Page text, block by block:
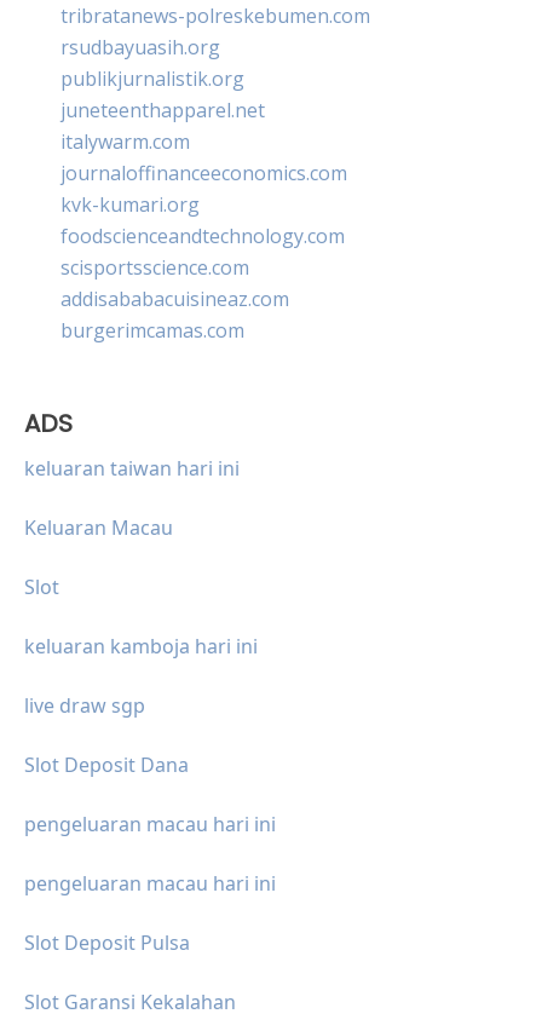
tribratanews-polreskebumen.com
rsudbayuasih.org
publikjurnalistik.org
juneteenthapparel.net
italywarm.com
journaloffinanceeconomics.com
kvk-kumari.org
foodscienceandtechnology.com
scisportsscience.com
addisababacuisineaz.com
burgerimcamas.com
ADS
keluaran taiwan hari ini
Keluaran Macau
Slot
keluaran kamboja hari ini
live draw sgp
Slot Deposit Dana
pengeluaran macau hari ini
pengeluaran macau hari ini
Slot Deposit Pulsa
Slot Garansi Kekalahan